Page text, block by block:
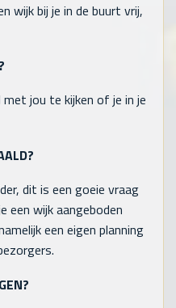
wijk bij je in de buurt vrij,
jou te kijken of je in je
dit is een goeie vraag
een wijk aangeboden
een eigen planning